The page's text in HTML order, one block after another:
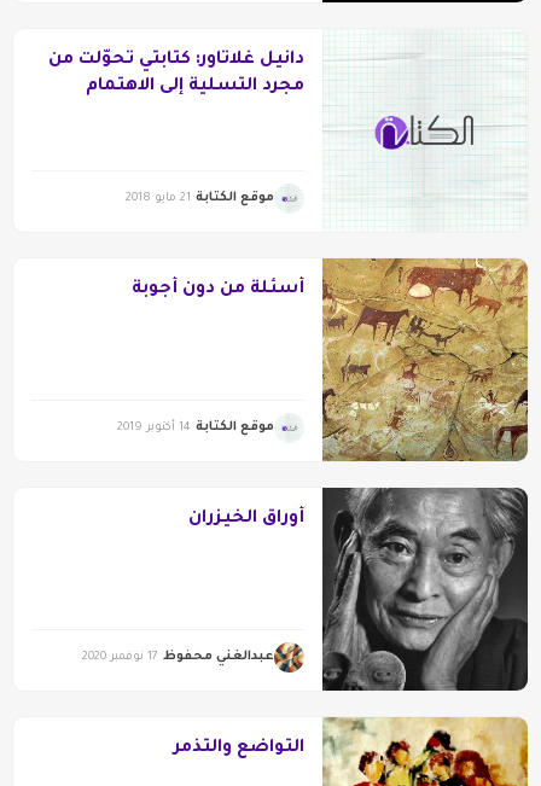
دانيل غلاتاور: كتابتي تحوّلت من
مجرد التسلية إلى الاهتمام
موقع الكتابة 21 مايو 2018
أسئلة من دون أجوبة
موقع الكتابة 14 أكتوبر 2019
أوراق الخيزران
عبدالغني محفوظ 17 نوفمبر 2020
التواضع والتذمر